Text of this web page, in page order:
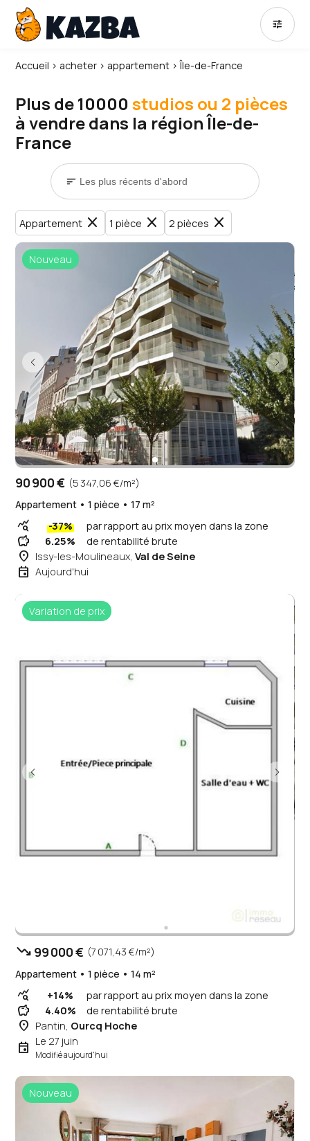
tune
Accueil › acheter › appartement ›Île-de-France
Plus de 10000studios ou 2 pièces
à vendre dans la région Île-de-
France
sort
Appartement close 1 pièce close 2 pièces close
Nouveau
90 900 € (5 347,06 €/m²)
Appartement • 1 pièce • 17 m²
query_stats -37% par rapport au prix moyen dans la zone
savings 6.25% de rentabilité brute
place Issy-les-Moulineaux,Val de Seine
event Aujourd'hui
Variation de prix
trending_down 99 000 € (7 071,43 €/m²)
Appartement • 1 pièce • 14 m²
query_stats +14% par rapport au prix moyen dans la zone
savings 4.40% de rentabilité brute
place Pantin, Ourcq Hoche
event Le 27 juin
Modifié aujourd'hui
Nouveau